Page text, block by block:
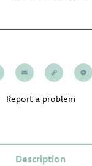
FacebookEmail
Copy
Link
Report a problem
Description